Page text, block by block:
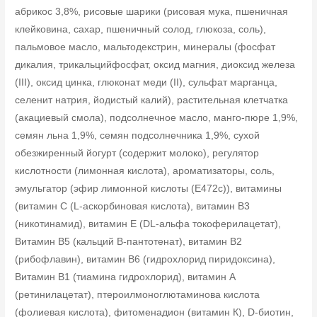
абрикос 3,8%, рисовые шарики (рисовая мука, пшеничная
клейковина, сахар, пшеничный солод, глюкоза, соль),
пальмовое масло, мальтодекстрин, минералы (фосфат
дикалия, трикальцийфосфат, оксид магния, диоксид железа
(III), оксид цинка, глюконат меди (II), сульфат марганца,
селенит натрия, йодистый калий), растительная клетчатка
(акациевый смола), подсолнечное масло, манго-пюре 1,9%,
семян льна 1,9%, семян подсолнечника 1,9%, сухой
обезжиренный йогурт (содержит молоко), регулятор
кислотности (лимонная кислота), ароматизаторы, соль,
эмульгатор (эфир лимонной кислоты (E472c)), витамины
(витамин С (L-аскорбиновая кислота), витамин В3
(никотинамид), витамин Е (DL-альфа токоферилацетат),
Витамин В5 (кальций В-пантотенат), витамин B2
(рибофлавин), витамин B6 (гидрохлорид пиридоксина),
Витамин В1 (тиамина гидрохлорид), витамин А
(ретинилацетат), птероилмоноглютаминова кислота
(фолиевая кислота), фитоменадион (витамин К), D-биотин,